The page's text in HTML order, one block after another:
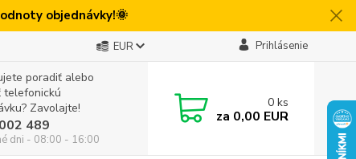
objednávky!🌞
EUR Prihlásenie
poradiť alebo
telefonickú
Zavolajte!
489
dni - 08:00 - 16:00
0 ks
za 0,00 EUR